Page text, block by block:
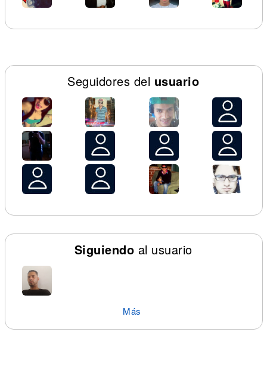
Seguidores del usuario
Siguiendo al usuario
Más